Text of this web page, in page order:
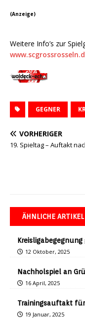
(Anzeige)
Weitere Info’s zur
GEGNER
VORHERIGER
19. Spieltag – Auftakt
ÄHNLICHE ARTIKEL
12 Oktober, 2025
Nachholspiel an
16 April, 2025
Trainingsauftakt
19 Januar, 2025